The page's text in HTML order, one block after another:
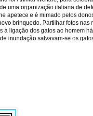
uma organização italiana de
apetece e é mimado pelos
brinquedo. Partilhar fotos
ligação dos gatos ao homem
inundação salvavam-se os